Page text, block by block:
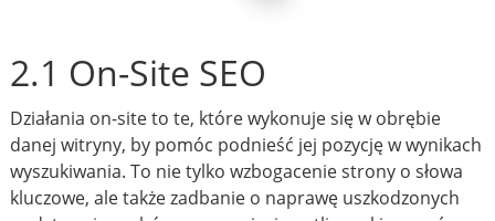
2.1 On-Site SEO
Działania on-site to te, które wykonuje się w obrębie
danej witryny, by pomóc podnieść jej pozycję w wynikach
wyszukiwania. To nie tylko wzbogacenie strony o słowa
kluczowe, ale także zadbanie o naprawę uszkodzonych